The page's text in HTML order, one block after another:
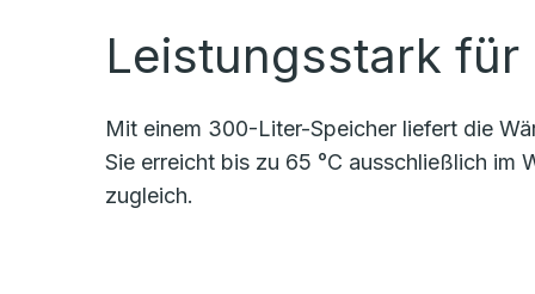
Leistungsstark
Mit einem 300-Liter-Speicher liefert die
Sie erreicht bis zu 65 °C ausschließlich im
zugleich.